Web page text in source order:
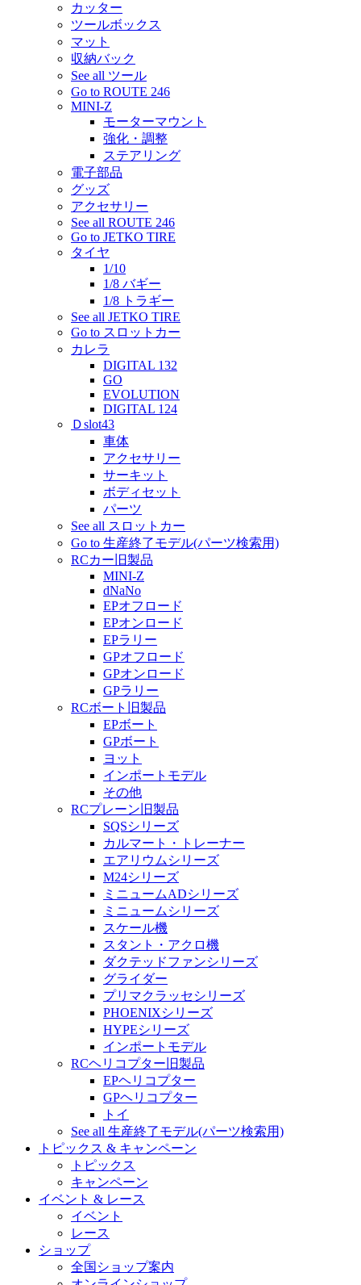
カッター
ツールボックス
マット
収納バック
See all ツール
Go to ROUTE 246
MINI-Z
モーターマウント
強化・調整
ステアリング
電子部品
グッズ
アクセサリー
See all ROUTE 246
Go to JETKO TIRE
タイヤ
1/10
1/8 バギー
1/8 トラギー
See all JETKO TIRE
Go to スロットカー
カレラ
DIGITAL 132
GO
EVOLUTION
DIGITAL 124
Ｄslot43
車体
アクセサリー
サーキット
ボディセット
パーツ
See all スロットカー
Go to 生産終了モデル(パーツ検索用)
RCカー旧製品
MINI-Z
dNaNo
EPオフロード
EPオンロード
EPラリー
GPオフロード
GPオンロード
GPラリー
RCボート旧製品
EPボート
GPボート
ヨット
インポートモデル
その他
RCプレーン旧製品
SQSシリーズ
カルマート・トレーナー
エアリウムシリーズ
M24シリーズ
ミニュームADシリーズ
ミニュームシリーズ
スケール機
スタント・アクロ機
ダクテッドファンシリーズ
グライダー
プリマクラッセシリーズ
PHOENIXシリーズ
HYPEシリーズ
インポートモデル
RCヘリコプター旧製品
EPヘリコプター
GPヘリコプター
トイ
See all 生産終了モデル(パーツ検索用)
トピックス & キャンペーン
トピックス
キャンペーン
イベント & レース
イベント
レース
ショップ
全国ショップ案内